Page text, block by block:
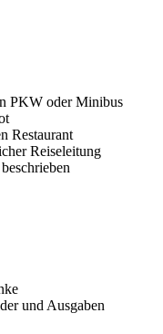
PKW oder Minibus
Restaurant
Reiseleitung
und Ausgaben